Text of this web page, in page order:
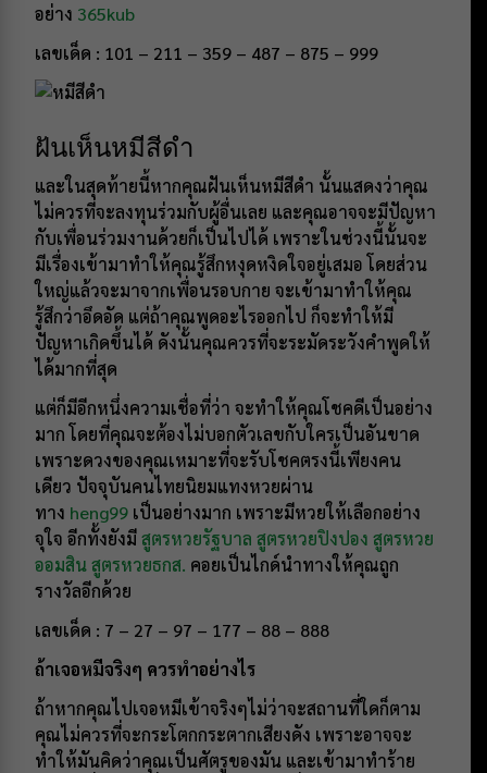
อย่าง 365kub
เลขเด็ด : 101 – 211 – 359 – 487 – 875 – 999
ฝันเห็นหมีสีดำ
และในสุดท้ายนี้หากคุณฝันเห็นหมีสีดำ นั้นแสดงว่าคุณ
ไม่ควรที่จะลงทุนร่วมกับผู้อื่นเลย และคุณอาจจะมีปัญหา
กับเพื่อนร่วมงานด้วยก็เป็นไปได้ เพราะในช่วงนี้นั้นจะ
มีเรื่องเข้ามาทำให้คุณรู้สึกหงุดหงิดใจอยู่เสมอ โดยส่วน
ใหญ่แล้วจะมาจากเพื่อนรอบกาย จะเข้ามาทำให้คุณ
รู้สึกว่าอึดอัด แต่ถ้าคุณพูดอะไรออกไป ก็จะทำให้มี
ปัญหาเกิดขึ้นได้ ดังนั้นคุณควรที่จะระมัดระวังคำพูดให้
ได้มากที่สุด
แต่ก็มีอีกหนึ่งความเชื่อที่ว่า จะทำให้คุณโชคดีเป็นอย่าง
มาก โดยที่คุณจะต้องไม่บอกตัวเลขกับใครเป็นอันขาด
เพราะดวงของคุณเหมาะที่จะรับโชคตรงนี้เพียงคน
เดียว ปัจจุบันคนไทยนิยมแทงหวยผ่าน
ทาง heng99 เป็นอย่างมาก เพราะมีหวยให้เลือกอย่าง
จุใจ อีกทั้งยังมีสูตรหวยรัฐบาล สูตรหวยปิงปอง สูตรหวย
ออมสินสูตรหวยธกส. คอยเป็นไกด์นำทางให้คุณถูก
รางวัลอีกด้วย
เลขเด็ด : 7 – 27 – 97 – 177 – 88 – 888
ถ้าเจอหมีจริงๆ ควรทำอย่างไร
ถ้าหากคุณไปเจอหมีเข้าจริงๆไม่ว่าจะสถานที่ใดก็ตาม
คุณไม่ควรที่จะกระโตกกระตากเสียงดัง เพราะอาจจะ
ทำให้มันคิดว่าคุณเป็นศัตรูของมัน และเข้ามาทำร้าย